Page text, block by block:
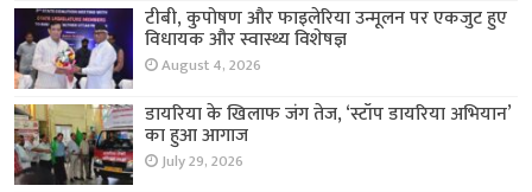
टीबी, कुपोषण और फाइलेरिया उन्मूलन पर एकजुट हुए
विधायक और स्वास्थ्य विशेषज्ञ
August 4, 2026
डायरिया के खिलाफ जंग तेज, ‘स्टॉप डायरिया अभियान’
का हुआ आगाज
July 29, 2026